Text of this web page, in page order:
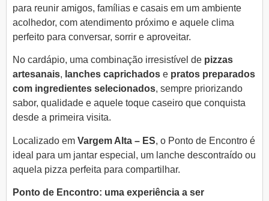
para reunir amigos, famílias e casais em um ambiente
acolhedor, com atendimento próximo e aquele clima
perfeito para conversar, sorrir e aproveitar.
No cardápio, uma combinação irresistível de pizzas
artesanais, lanches caprichados e pratos preparados
com ingredientes selecionados, sempre priorizando
sabor, qualidade e aquele toque caseiro que conquista
desde a primeira visita.
Localizado em Vargem Alta – ES, o Ponto de Encontro é
ideal para um jantar especial, um lanche descontraído ou
aquela pizza perfeita para compartilhar.
Ponto de Encontro: uma experiência a ser